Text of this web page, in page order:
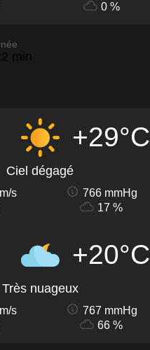
0 %
min
+29°C
Ciel dégagé
s
766 mmHg
17 %
+20°C
Très nuageux
s
767 mmHg
66 %